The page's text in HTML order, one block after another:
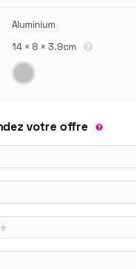
Aluminium
14 × 8 × 3.9cm
votre offre